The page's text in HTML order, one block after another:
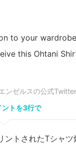
to your
this Ohtani
ンゼルスの公式
ントを3行で
ントされたTシャツ